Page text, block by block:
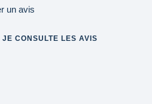
un avis
JE CONSULTE LES AVIS